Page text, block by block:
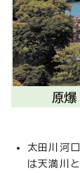
太田川河
は天満川